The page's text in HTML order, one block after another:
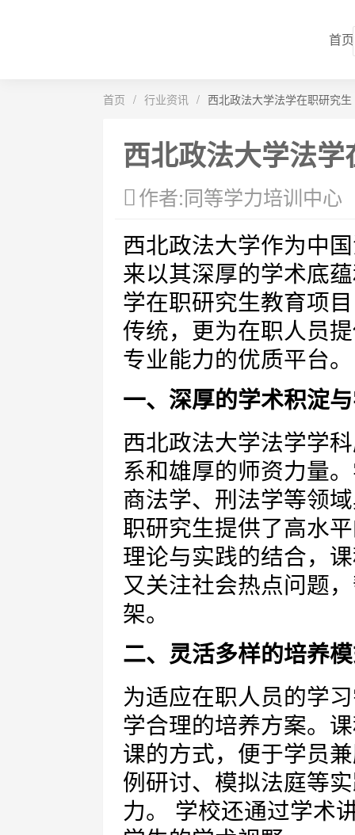
首页
首页 / 行业资讯 / 西北政法大学法学在职研究生
西北政法大学法学
作者:同等学力培训中心
西北政法大学作为中
来以其深厚的学术底
学在职研究生教育项
传统，更为在职人员
专业能力的优质平台。
一、深厚的学术积淀
西北政法大学法学学
系和雄厚的师资力量
商法学、刑法学等领
职研究生提供了高水
理论与实践的结合，
又关注社会热点问题
架。
二、灵活多样的培养
为适应在职人员的学
学合理的培养方案。
课的方式，便于学员
例研讨、模拟法庭等
力。 学校还通过学术